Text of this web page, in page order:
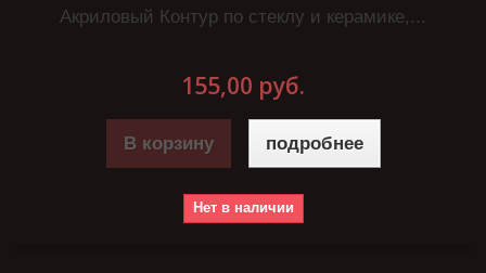
Акриловый Контур по стеклу и керамике,...
155,00 руб.
В корзину подробнее
Нет в наличии